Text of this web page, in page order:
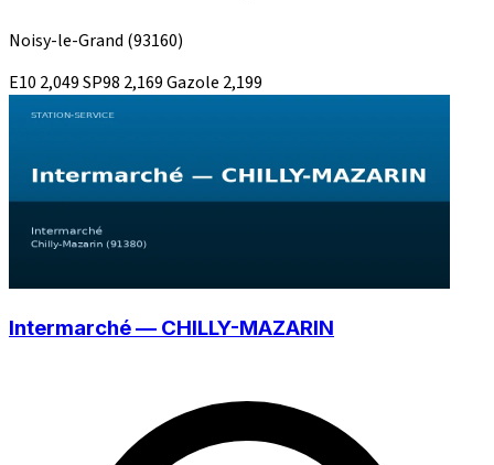
Noisy-le-Grand (93160)
E10 2,049SP98 2,169Gazole 2,199
Intermarché — CHILLY-MAZARIN